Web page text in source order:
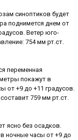
синоптиков будет
поднимется днем от
Ветер юго-
754 мм рт.ст.
переменная
покажут в
от +9 до +11 градусов.
759 мм рт.ст.
ясно без осадков.
ночные часы от +9 до